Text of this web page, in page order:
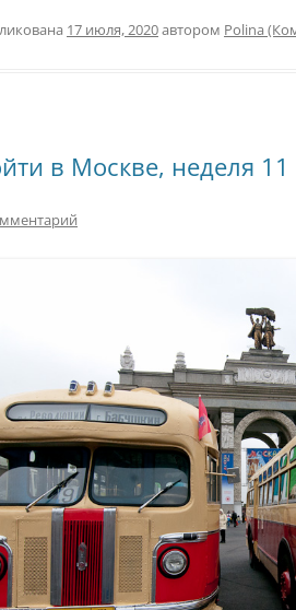
17 июля, 2020автором Polina
в Москве, неделя